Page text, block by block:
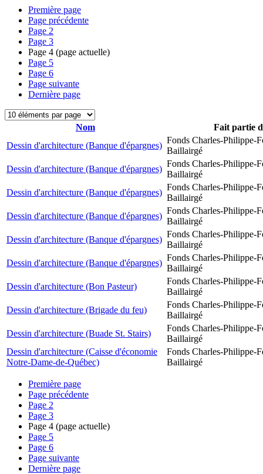
Première page
Page précédente
Page 2
Page 3
Page 4 (page actuelle)
Page 5
Page 6
Page suivante
Dernière page
Nom
Fait partie
Dessin d'architecture (Banque d'épargnes)
Fonds Charles-Philippe-
Baillairgé
Dessin d'architecture (Banque d'épargnes)
Fonds Charles-Philippe-
Baillairgé
Dessin d'architecture (Banque d'épargnes)
Fonds Charles-Philippe-
Baillairgé
Dessin d'architecture (Banque d'épargnes)
Fonds Charles-Philippe-
Baillairgé
Dessin d'architecture (Banque d'épargnes)
Fonds Charles-Philippe-
Baillairgé
Dessin d'architecture (Banque d'épargnes)
Fonds Charles-Philippe-
Baillairgé
Dessin d'architecture (Bon Pasteur)
Fonds Charles-Philippe-
Baillairgé
Dessin d'architecture (Brigade du feu)
Fonds Charles-Philippe-
Baillairgé
Dessin d'architecture (Buade St. Stairs)
Fonds Charles-Philippe-
Baillairgé
Dessin d'architecture (Caisse d'économie
Notre-Dame-de-Québec)
Fonds Charles-Philippe-
Baillairgé
Première page
Page précédente
Page 2
Page 3
Page 4 (page actuelle)
Page 5
Page 6
Page suivante
Dernière page